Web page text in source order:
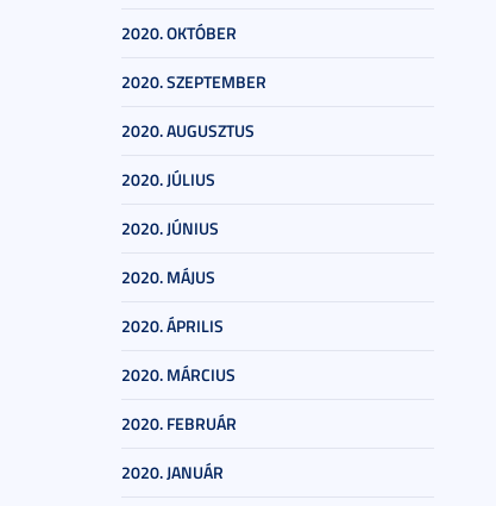
2020. OKTÓBER
2020. SZEPTEMBER
2020. AUGUSZTUS
2020. JÚLIUS
2020. JÚNIUS
2020. MÁJUS
2020. ÁPRILIS
2020. MÁRCIUS
2020. FEBRUÁR
2020. JANUÁR